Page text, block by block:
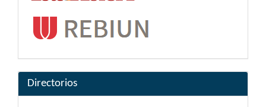
Directorios